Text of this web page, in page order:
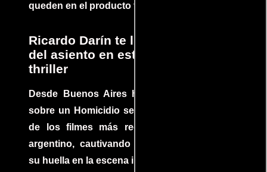
queden en el producto final.
Ricardo Darín te llevará al borde
del asiento en este increíble
thriller
Desde Buenos Aires hasta el mundo, Tesis
sobre un Homicidio se ha convertido en uno
de los filmes más recomendados del cine
argentino, cautivando audiencias y dejando
su huella en la escena internacional.